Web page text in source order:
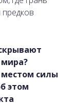
силы
этом